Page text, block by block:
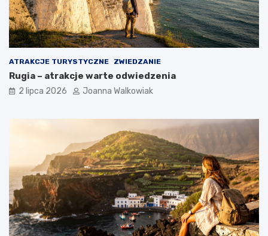
ATRAKCJE TURYSTYCZNE ZWIEDZANIE
Rugia – atrakcje warte odwiedzenia
2 lipca 2026 Joanna Walkowiak